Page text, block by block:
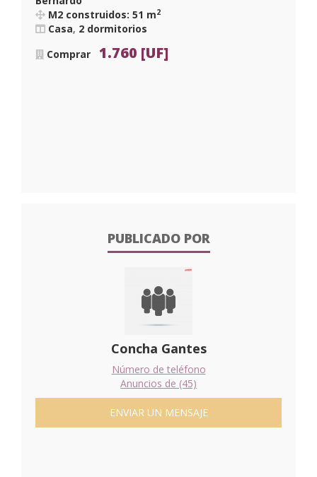
M2 construidos: 51 m2
Casa, 2 dormitorios
Comprar
1.760 [UF]
PUBLICADO POR
Concha Gantes
Número de teléfono
Anuncios de (45)
ENVIAR UN MENSAJE